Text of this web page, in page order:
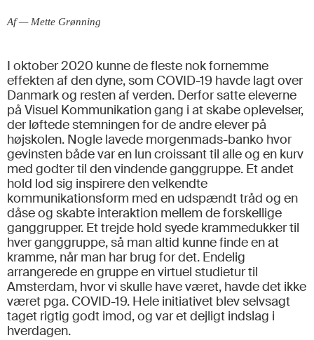
Af — Mette Grønning
I oktober 2020 kunne de fleste nok fornemme
effekten af den dyne, som COVID-19 havde lagt over
Danmark og resten af verden. Derfor satte eleverne
på Visuel Kommunikation gang i at skabe oplevelser,
der løftede stemningen for de andre elever på
højskolen. Nogle lavede morgenmads-banko hvor
gevinsten både var en lun croissant til alle og en kurv
med godter til den vindende ganggruppe. Et andet
hold lod sig inspirere den velkendte
kommunikationsform med en udspændt tråd og en
dåse og skabte interaktion mellem de forskellige
ganggrupper. Et trejde hold syede krammedukker til
hver ganggruppe, så man altid kunne finde en at
kramme, når man har brug for det. Endelig
arrangerede en gruppe en virtuel studietur til
Amsterdam, hvor vi skulle have været, havde det ikke
været pga. COVID-19. Hele initiativet blev selvsagt
taget rigtig godt imod, og var et dejligt indslag i
hverdagen.